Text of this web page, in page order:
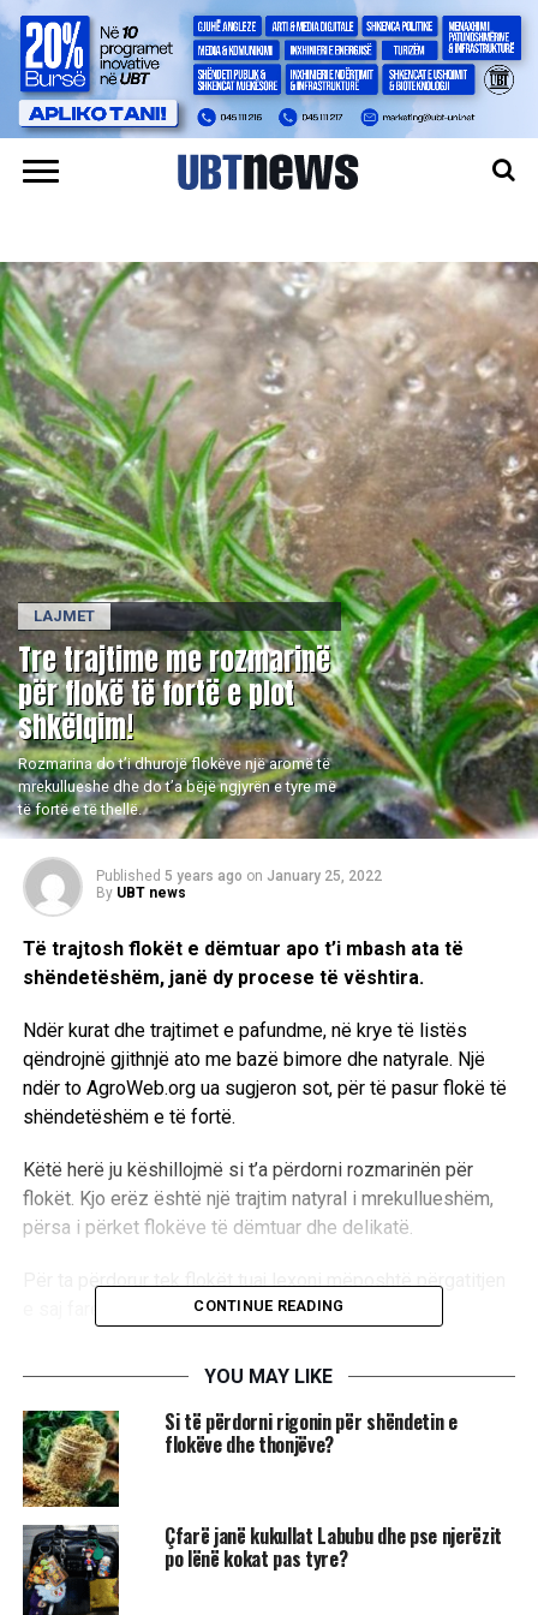
LAJMET
Tre trajtime me rozmarinë
për flokë të fortë e plot
shkëlqim!
Rozmarina do t’i dhurojë flokëve një aromë të
mrekullueshe dhe do t’a bëjë ngjyrën e tyre më
të fortë e të thellë.
Published 5 years ago on January 25, 2022
By UBT news
Të trajtosh flokët e dëmtuar apo t’i mbash ata të
shëndetëshëm, janë dy procese të vështira.
Ndër kurat dhe trajtimet e pafundme, në krye të listës
qëndrojnë gjithnjë ato me bazë bimore dhe natyrale. Një
ndër to AgroWeb.org ua sugjeron sot, për të pasur flokë të
shëndetëshëm e të fortë.
Këtë herë ju këshillojmë si t’a përdorni rozmarinën për
flokët. Kjo erëz është një trajtim natyral i mrekullueshëm,
përsa i përket flokëve të dëmtuar dhe delikatë.
Për ta përdorur tek flokët tuaj lexoni mëposhtë përgatitjen
e saj fare lehtë në shtëpi.
Përse duhet ta përdorni?
Së pari, rozmarina do t’i dhurojë flokëve një aromë të
mrekullueshe dhe do t’a bëjë ngjyrën e tyre më të fortë e
të thellë. Gjithsesi efektet më të rëndësishme kjo erëz i ka
tek shëndeti i flokëve dhe i skalpit të kokës.
Nëse vuani nga probleme të zbokthit apo me lëkurën e
kokës, rozmarina do t’ju japë zgjidhjen më të shpejtë. Kjo
pasi stimulon rirtjen e mirë të flokëve, forcimin e rrënjës,
CONTINUE READING
YOU MAY LIKE
Si të përdorni rigonin për shëndetin e
flokëve dhe thonjëve?
Çfarë janë kukullat Labubu dhe pse njerëzit
po lënë kokat pas tyre?